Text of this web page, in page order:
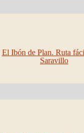
El Ibón de Plan. Ruta
Saravillo